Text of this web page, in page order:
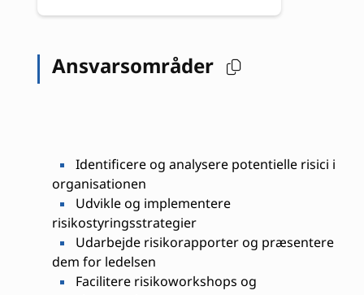
Ansvarsområder
Identificere og analysere potentielle risici i
organisationen
Udvikle og implementere
risikostyringsstrategier
Udarbejde risikorapporter og præsentere
dem for ledelsen
Facilitere risikoworkshops og